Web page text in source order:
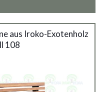
aus Iroko-Exotenholz
108
modell